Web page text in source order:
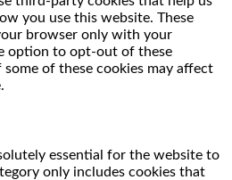
you use this website. These
browser only with your
option to opt-out of these
of these cookies may affect
essential for the website to
only includes cookies that